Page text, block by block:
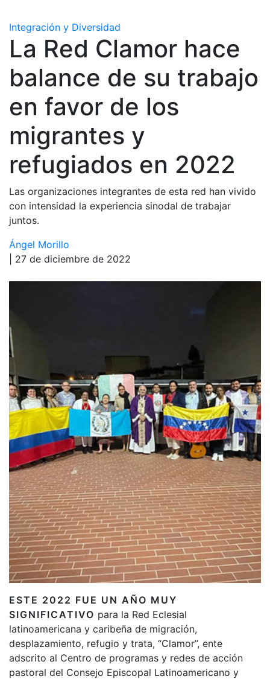
Integración y Diversidad
La Red Clamor hace
balance de su trabajo
en favor de los
migrantes y
refugiados en 2022
Las organizaciones integrantes de esta red han vivido
con intensidad la experiencia sinodal de trabajar
juntos.
Ángel Morillo
| 27 de diciembre de 2022
ESTE 2022 FUE UN AÑO MUY
SIGNIFICATIVO para la Red Eclesial
latinoamericana y caribeña de migración,
desplazamiento, refugio y trata, “Clamor”, ente
adscrito al Centro de programas y redes de acción
pastoral del Consejo Episcopal Latinoamericano y